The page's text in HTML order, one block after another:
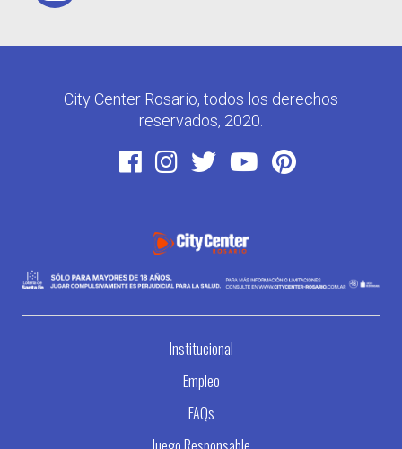
City Center Rosario, todos los derechos
reservados, 2020.
Institucional
Empleo
FAQs